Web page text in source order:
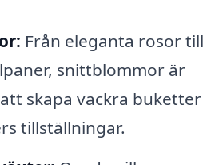
Från eleganta rosor till
snittblommor är
skapa vackra buketter
tillställningar.